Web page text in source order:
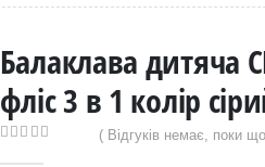
Балаклава дитяча
фліс 3 в 1 колір
( Відгуків немає, поки